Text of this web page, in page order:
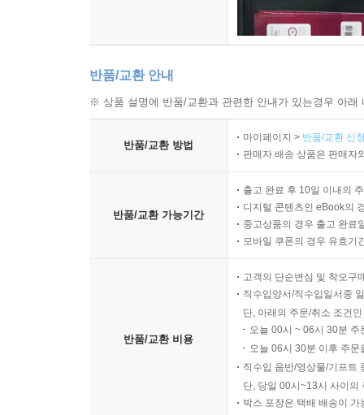
반품/교환 안내
※ 상품 설명에 반품/교환과 관련한 안내가 있는경우 아
반품/교환 방법
마이페이지 > 반품/교환 신
판매자 배송 상품은 판매자
반품/교환 가능기간
출고 완료 후 10일 이내의
디지털 콘텐츠인 eBook의
중고상품의 경우 출고 완료
모바일 쿠폰의 경우 유효기
반품/교환 비용
고객의 단순변심 및 착오구
직수입양서/직수입일서중
단, 아래의 주문/취소 조건
오늘 00시 ~ 06시 30분
오늘 06시 30분 이후 주
직수입 음반/영상물/기프트
단, 당일 00시~13시 사이의
박스 포장은 택배 배송이